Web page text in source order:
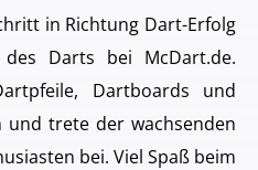
in Richtung Dart-Erfolg
Darts bei McDart.de.
Dartboards und
und trete der wachsenden
bei. Viel Spaß beim